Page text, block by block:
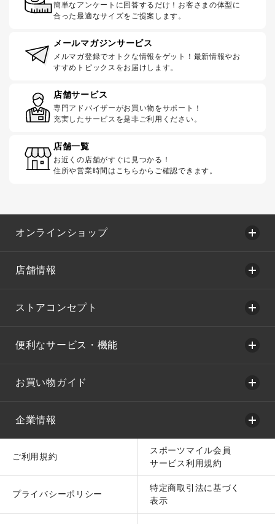
簡単なアンケートに回答するだけ！お客さまの体型に
合った最適なサイズをご提案します。
メールマガジンサービス
メルマガ登録でオトクな情報をゲット！最新情報やお
すすめトピックスをお届けします。
店舗サービス
専門アドバイザーがお買い物をサポート！
充実したサービスを是非ご利用ください。
店舗一覧
お近くの店舗がすぐに見つかる！
住所や営業時間はこちらからご確認できます。
オンラインショップ
店舗情報
ストアコンセプト
便利なサービス・機能
お買い物ガイド
企業情報
ご利用規約
スポーツマイル会員
サービス利用規約
プライバシーポリシー
特定商取引法に基づく
表示